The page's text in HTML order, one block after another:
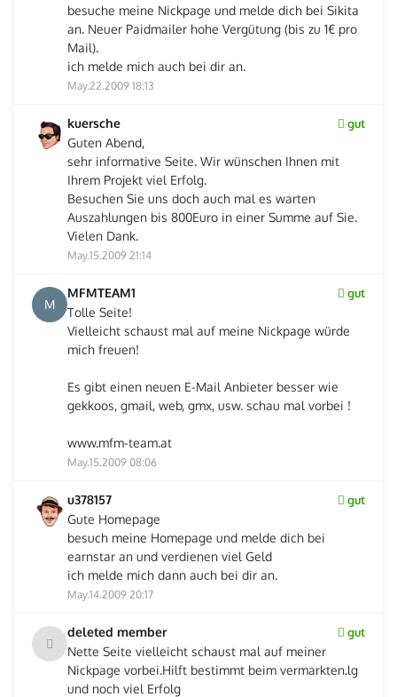
besuche meine Nickpage und melde dich bei Sikita
an. Neuer Paidmailer hohe Vergütung (bis zu 1€ pro
Mail).
ich melde mich auch bei dir an.
May.22.2009 18:13
kuersche gut
Guten Abend,
sehr informative Seite. Wir wünschen Ihnen mit
Ihrem Projekt viel Erfolg.
Besuchen Sie uns doch auch mal es warten
Auszahlungen bis 800Euro in einer Summe auf Sie.
Vielen Dank.
May.15.2009 21:14
M
MFMTEAM1 gut
Tolle Seite!
Vielleicht schaust mal auf meine Nickpage würde
mich freuen!
Es gibt einen neuen E-Mail Anbieter besser wie
gekkoos, gmail, web, gmx, usw. schau mal vorbei !
www.mfm-team.at
May.15.2009 08:06
u378157 gut
Gute Homepage
besuch meine Homepage und melde dich bei
earnstar an und verdienen viel Geld
ich melde mich dann auch bei dir an.
May.14.2009 20:17
deleted member gut
Nette Seite vielleicht schaust mal auf meiner
Nickpage vorbei.Hilft bestimmt beim vermarkten.lg
und noch viel Erfolg